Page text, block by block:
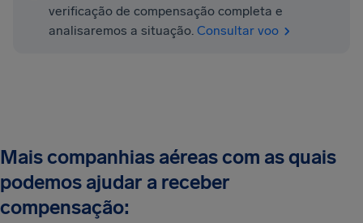
verificação de compensação completa e
analisaremos a situação. Consultar voo
Mais companhias aéreas com as quais
podemos ajudar a receber
compensação: